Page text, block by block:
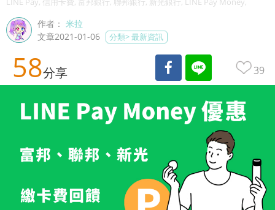
作者：米拉
文章2021-01-06
分類>最新資訊
58分享 39